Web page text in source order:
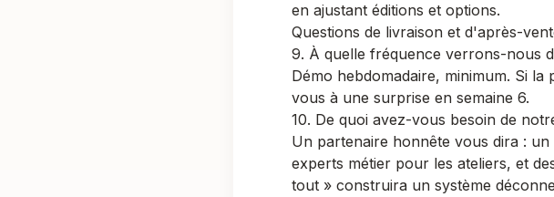
en ajustant éditions et options.
Questions de livraison et d'après-
9. À quelle fréquence verrons-nous
Démo hebdomadaire, minimum. Si
vous à une surprise en semaine 6.
10. De quoi avez-vous besoin de
Un partenaire honnête vous dira :
experts métier pour les ateliers, et
tout » construira un système